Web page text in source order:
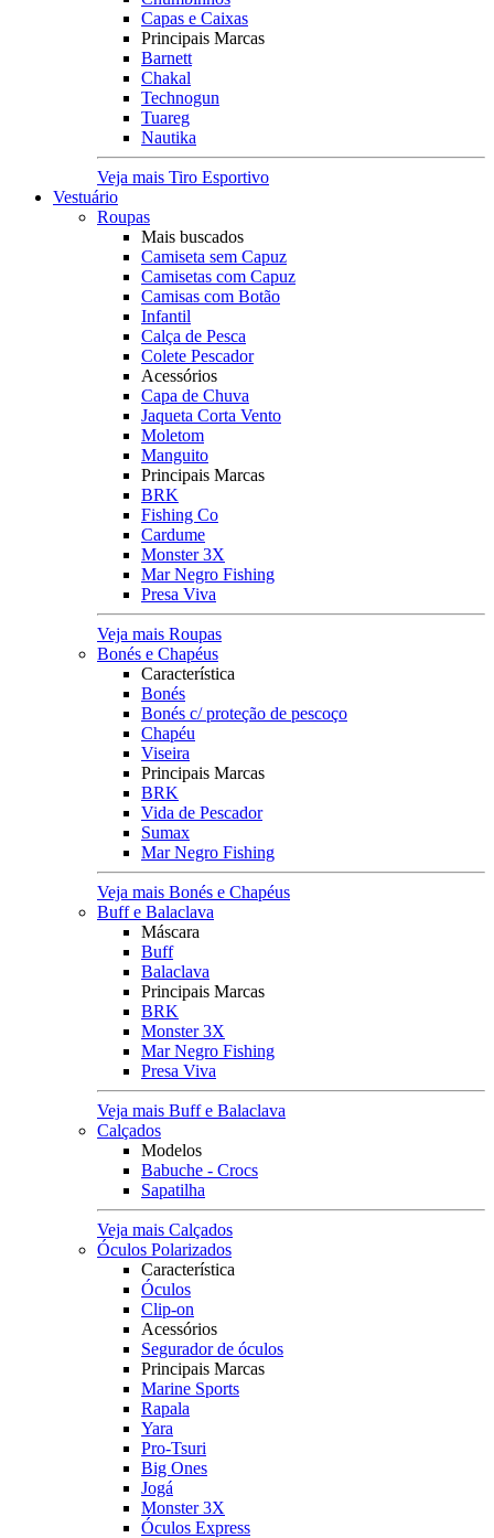
Capas e Caixas
Principais Marcas
Barnett
Chakal
Technogun
Tuareg
Nautika
Veja mais Tiro Esportivo
Vestuário
Roupas
Mais buscados
Camiseta sem Capuz
Camisetas com Capuz
Camisas com Botão
Infantil
Calça de Pesca
Colete Pescador
Acessórios
Capa de Chuva
Jaqueta Corta Vento
Moletom
Manguito
Principais Marcas
BRK
Fishing Co
Cardume
Monster 3X
Mar Negro Fishing
Presa Viva
Veja mais Roupas
Bonés e Chapéus
Característica
Bonés
Bonés c/ proteção de pescoço
Chapéu
Viseira
Principais Marcas
BRK
Vida de Pescador
Sumax
Mar Negro Fishing
Veja mais Bonés e Chapéus
Buff e Balaclava
Máscara
Buff
Balaclava
Principais Marcas
BRK
Monster 3X
Mar Negro Fishing
Presa Viva
Veja mais Buff e Balaclava
Calçados
Modelos
Babuche - Crocs
Sapatilha
Veja mais Calçados
Óculos Polarizados
Característica
Óculos
Clip-on
Acessórios
Segurador de óculos
Principais Marcas
Marine Sports
Rapala
Yara
Pro-Tsuri
Big Ones
Jogá
Monster 3X
Óculos Express